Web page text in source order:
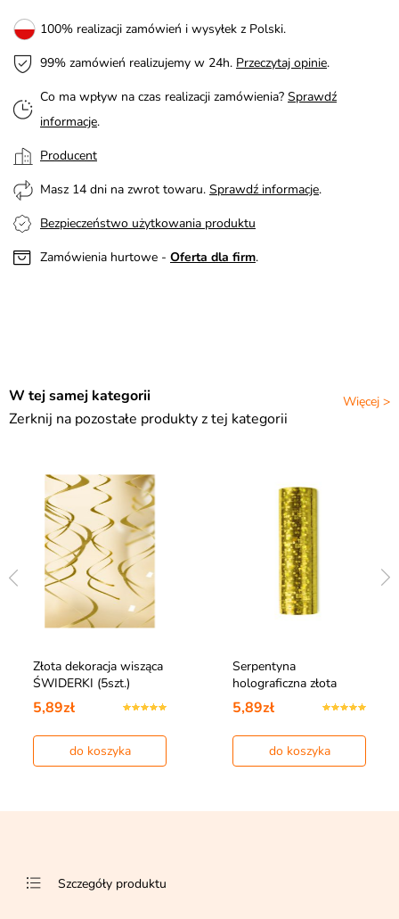
100% realizacji zamówień i wysyłek z Polski.
99% zamówień realizujemy w 24h. Przeczytaj opinie.
Co ma wpływ na czas realizacji zamówienia? Sprawdź
informacje.
Producent
Masz 14 dni na zwrot towaru. Sprawdź informacje.
Bezpieczeństwo użytkowania produktu
Zamówienia hurtowe - Oferta dla firm.
Więcej >
W tej samej kategorii
Zerknij na pozostałe produkty z tej kategorii
Złota dekoracja wisząca
ŚWIDERKI (5szt.)
5,89zł
do koszyka
Serpentyna
holograficzna złota
5,89zł
do koszyka
Szczegóły produktu